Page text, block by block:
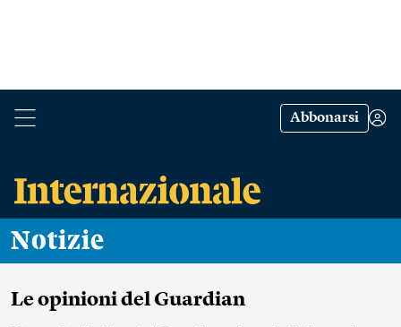
Abbonarsi
Notizie
Le opinioni del Guardian